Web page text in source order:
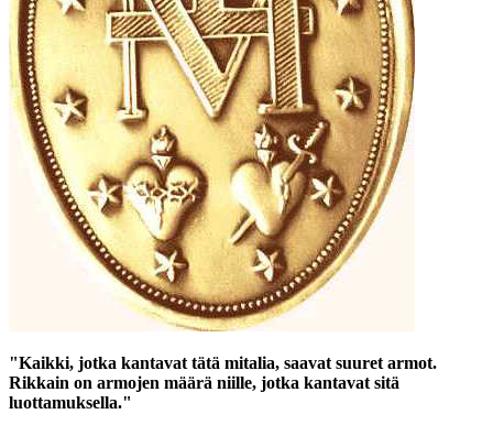
"Kaikki, jotka kantavat tätä mitalia, saavat suuret armot.
Rikkain on armojen määrä niille, jotka kantavat sitä
luottamuksella."